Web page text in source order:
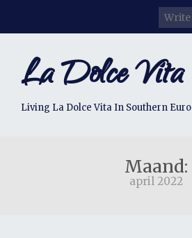
La Dolce Vita
Living La Dolce Vita In Southern
Maand:
april 2022